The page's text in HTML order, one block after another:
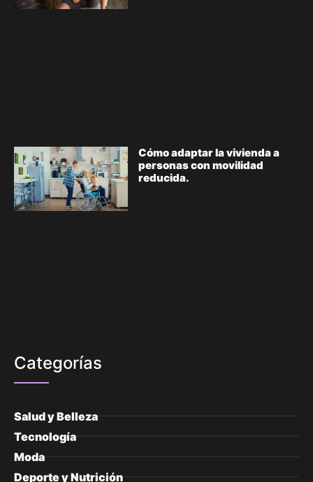
Cómo adaptar la vivienda a
personas con movilidad
reducida.
Categorías
Salud y Belleza
Tecnología
Moda
Deporte y Nutrición